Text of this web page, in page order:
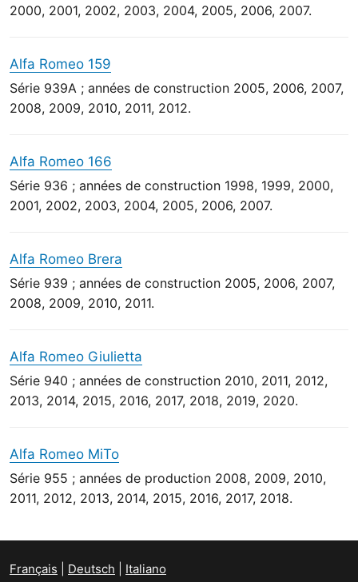
2000, 2001, 2002, 2003, 2004, 2005, 2006, 2007.
Alfa Romeo 159
Série 939A ; années de construction 2005, 2006, 2007,
2008, 2009, 2010, 2011, 2012.
Alfa Romeo 166
Série 936 ; années de construction 1998, 1999, 2000,
2001, 2002, 2003, 2004, 2005, 2006, 2007.
Alfa Romeo Brera
Série 939 ; années de construction 2005, 2006, 2007,
2008, 2009, 2010, 2011.
Alfa Romeo Giulietta
Série 940 ; années de construction 2010, 2011, 2012,
2013, 2014, 2015, 2016, 2017, 2018, 2019, 2020.
Alfa Romeo MiTo
Série 955 ; années de production 2008, 2009, 2010,
2011, 2012, 2013, 2014, 2015, 2016, 2017, 2018.
Français Deutsch Italiano